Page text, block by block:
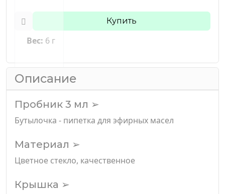
Купить
Вес: 6 г
Описание
Пробник 3 мл ➢
Бутылочка - пипетка для эфирных масел
Материал ➢
Цветное стекло, качественное
Крышка ➢